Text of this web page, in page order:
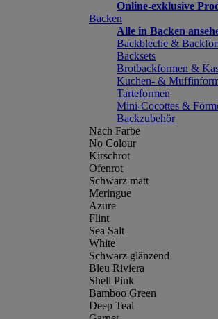
Online-exklusive
Backen
Alle in Backen
Backbleche &
Backsets
Brotbackformen &
Kuchen- &
Tarteformen
Mini-Cocottes &
Backzubehör
Nach Farbe
No Colour
Kirschrot
Ofenrot
Schwarz matt
Meringue
Azure
Flint
Sea Salt
White
Schwarz glänzend
Bleu Riviera
Shell Pink
Bamboo Green
Deep Teal